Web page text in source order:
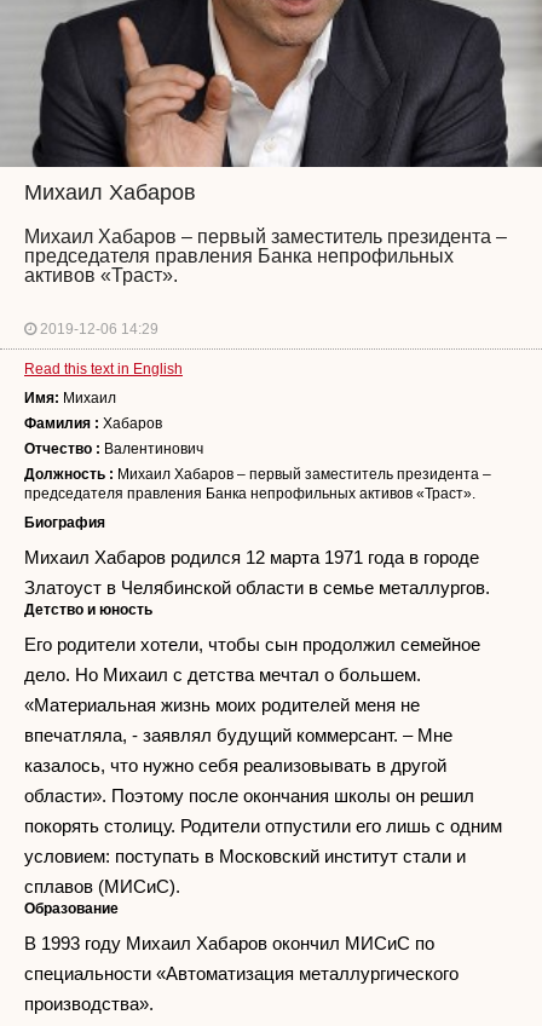
Михаил Хабаров
Михаил Хабаров – первый заместитель президента –
председателя правления Банка непрофильных
активов «Траст».
2019-12-06 14:29
Read this text in English
Имя: Михаил
Фамилия : Хабаров
Отчество : Валентинович
Должность : Михаил Хабаров – первый заместитель президента –
председателя правления Банка непрофильных активов «Траст».
Биография
Михаил Хабаров родился 12 марта 1971 года в городе
Златоуст в Челябинской области в семье металлургов.
Детство и юность
Его родители хотели, чтобы сын продолжил семейное
дело. Но Михаил с детства мечтал о большем.
«Материальная жизнь моих родителей меня не
впечатляла, - заявлял будущий коммерсант. – Мне
казалось, что нужно себя реализовывать в другой
области». Поэтому после окончания школы он решил
покорять столицу. Родители отпустили его лишь с одним
условием: поступать в Московский институт стали и
сплавов (МИСиС).
Образование
В 1993 году Михаил Хабаров окончил МИСиС по
специальности «Автоматизация металлургического
производства».